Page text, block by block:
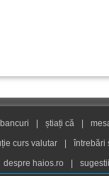
bancuri știați că
curs valutar
întrebări
despre haios.ro